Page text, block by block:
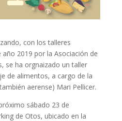
con los talleres
2019 por la Asociación de
se ha orgnaizado un taller
de alimentos, a cargo de la
aerense) Mari Pellicer.
sábado 23 de
de Otos, ubicado en la